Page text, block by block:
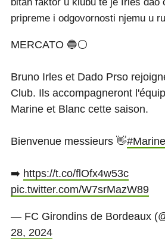
pripreme i odgovornosti njemu u
MERCATO 🔵⚪
Bruno Irles et Dado Prso
Club. Ils accompagneront
Marine et Blanc cette saison.
Bienvenue messieurs 👋
➡️ https://t.co/flOfx4w53c
pic.twitter.com/W7srMazW89
— FC Girondins de Bordeaux
28, 2024